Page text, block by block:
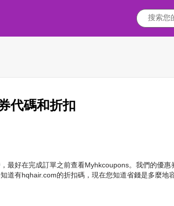
代碼和折扣
最好在完成訂單之前查看Myhkcoupons。我們的優
道有hqhair.com的折扣碼，現在您知道省錢是多麼地